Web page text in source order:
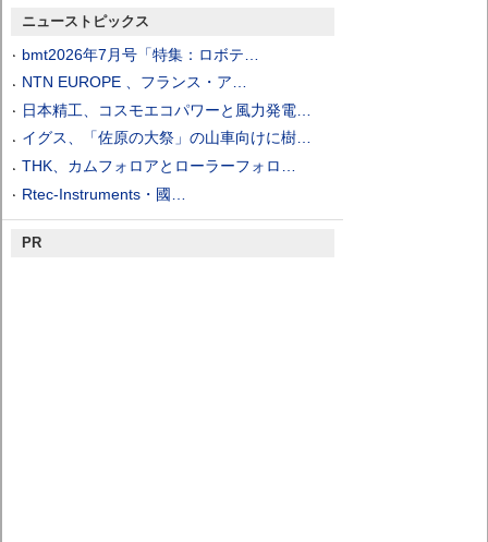
ニューストピックス
bmt2026年7月号「特集：ロボテ…
NTN EUROPE 、フランス・ア…
日本精工、コスモエコパワーと風力発電…
イグス、「佐原の大祭」の山車向けに樹…
THK、カムフォロアとローラーフォロ…
Rtec-Instruments・國…
PR